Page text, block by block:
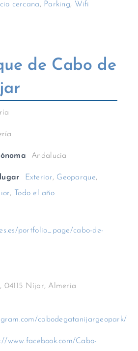
cercana, Parking, Wifi
de Cabo de
Andalucía
Exterior, Geoparque,
, Todo el año
portfolio_page/cabo-de-
04115 Níjar, Almería
cabodegatanijargeopark/
www.facebook.com/Cabo-